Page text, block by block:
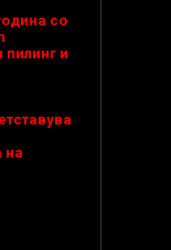
со
и
на